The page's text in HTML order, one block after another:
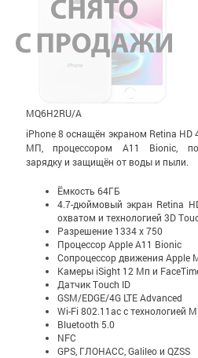
MQ6H2RU/A
iPhone 8 оснащён экраном Retina
МП, процессором A11 Bionic,
зарядку и защищён от воды и пыли.
Ёмкость 64ГБ
4.7-дюймовый экран Retina
охватом и технологией 3D
Разрешение 1334 x 750
Процессор Apple A11 Bionic
Сопроцессор движения Apple
Камеры iSight 12 Мп и
Датчик Touch ID
GSM/EDGE/4G LTE Advanced
Wi-Fi 802.11ac с технологией
Bluetooth 5.0
NFC
GPS, ГЛОНАСС, Galileo и QZSS